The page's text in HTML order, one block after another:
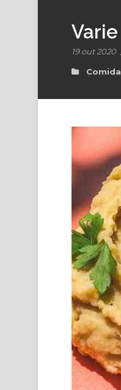
19 out 2020
Comida